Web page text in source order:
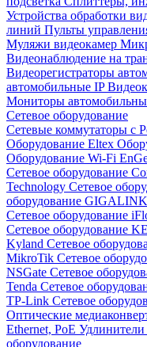
Устройства обработки
линий Пульты
Муляжи видеокамер
Видеонаблюдение на
Видеорегистраторы
автомобильные IP
Мониторы
Сетевое оборудование
Сетевые коммутаторы с
Оборудование Eltex
Оборудование Wi-Fi
Сетевое оборудование
Technology Сетевое
оборудование GIGALINK
Сетевое оборудование
Сетевое оборудование
Kyland Сетевое
MikroTik Сетевое
NSGate Сетевое
Tenda Сетевое
TP-Link Сетевое
Оптические
Ethernet, PoE
оборудование